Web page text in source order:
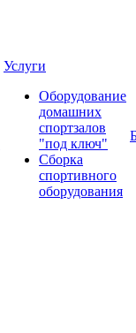
Услуги
Оборудование
домашних
спортзалов
"под ключ"
Сборка
спортивного
оборудования